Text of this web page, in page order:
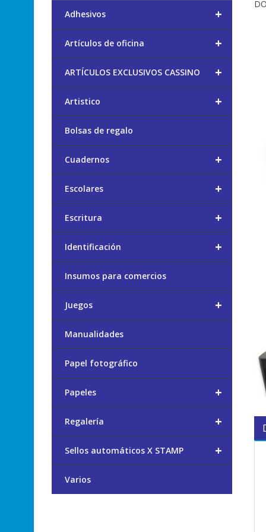
+
Adhesivos
+
Artículos de oficina
+
ARTÍCULOS EXCLUSIVOS CASSINO
+
Artistico
Bolsas de regalo
+
Cuadernos
+
Escolares
+
Escritura
+
Identificación
Insumos para comercios
+
Juegos
Manualidades
Papel fotográfico
+
Papeles
+
Regalería
+
Sellos automáticos X STAMP
Varios